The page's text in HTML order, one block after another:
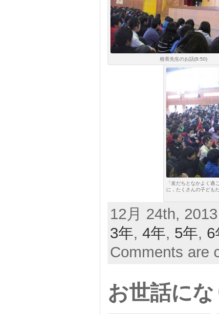
校長先生のお話(8:50)
「友だちとなかよく過
に，たくさんの子ども
12月 24th,
3年, 4年, 5年, 6
Comments are
お世話に